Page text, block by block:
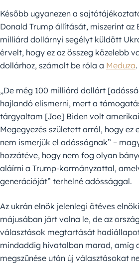
Később ugyanezen a
Donald Trump állítását, miszerint az
milliárd dollárnyi segélyt küldött
érvelt, hogy ez az összeg közelebb
dollárhoz, számolt be róla a Meduza.
„De még 100 milliárd dollárt
hajlandó elismerni, mert a
tárgyaltam [Joe] Biden volt
Megegyezés született arról, hogy ez
nem ismerjük el adósságnak” –
hozzátéve, hogy nem fog olyan
aláírni a Trump-kormányzattal,
generációját” terhelné adóssággal.
Az ukrán elnök jelenlegi ötéves
májusában járt volna le, de az
választások megtartását
mindaddig hivatalban marad, amíg
megszűnése után új választásokat